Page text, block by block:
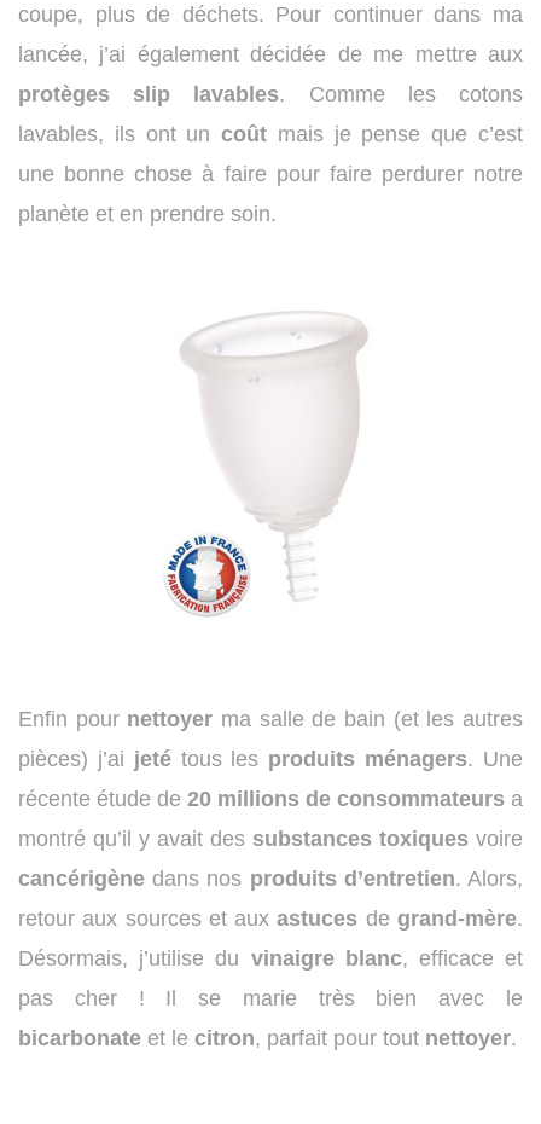
coupe, plus de déchets. Pour continuer dans ma
lancée, j’ai également décidée de me mettre aux
protèges
slip lavables. Comme les cotons
lavables, ils ont uncoût mais je pense que c’est
une bonne chose à faire pour faire perdurer notre
planète et en prendre soin.
Enfin pour nettoyer ma salle de bain (et les autres
pièces) j’ai jetétous les produits ménagers. Une
récente étude de 20 millions de consommateurs a
montré qu’il y avait des substances toxiques voire
cancérigène dans nos produits d’entretien. Alors,
retour aux sources et auxastuces degrand-mère.
Désormais, j’utilise du vinaigre blanc, efficace et
pas cher ! Il se marie très bien avec le
bicarbonate et le citron, parfait pour tout nettoyer.